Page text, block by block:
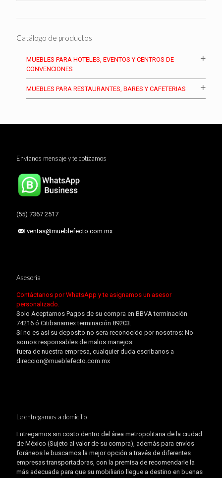
Catálogo de productos
MUEBLES PARA HOTELES, EVENTOS Y CENTROS DE
CONVENCIONES
MUEBLES PARA RESTAURANTES, BARES Y CAFETERIAS
Envíanos mensaje y te cotizamos
(55) 7367 2517
ventas@mueblefecto.com.mx
Asesoría
Contáctanos por WhatsApp y te asignamos un asesor
personalizado.
Solo Aceptamos Pagos de su compra en BBVA terminación
74216 ó Citibanamex terminación 89203.
Si no es así su deposito no sera reconocido por nosotros; No
somos responsables de malos manejos
fuera de nuestra empresa, cualquier duda escribanos a
direccion@mueblefecto.com.mx
Le entregamos a domicilio
Entregamos sin costo dentro del área metropolitana de la ciudad
de México (Sujeto al valor de su compra), además para envíos
foráneos le buscamos la mejor opción a través de diferentes
empresas transportadoras, con la premisa de recomendarle la
más adecuada para que su mobiliario llegue a destino en buenas